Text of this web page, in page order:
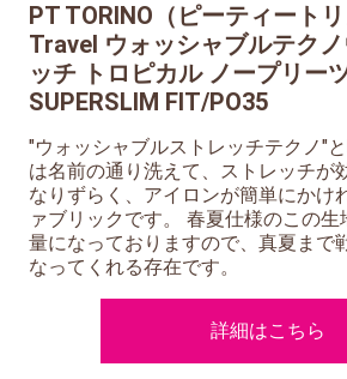
PT TORINO（ピーティートリ
Travel ウォッシャブルテク
ッチ トロピカル ノープリー
SUPERSLIM FIT/PO35
"ウォッシャブルストレッチテクノ"
は名前の通り洗えて、ストレッチが
なりずらく、アイロンが簡単にかけ
ァブリックです。 春夏仕様のこの
量になっておりますので、真夏まで
なってくれる存在です。
詳細はこちら